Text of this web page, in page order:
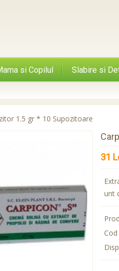
si Copilul Slabire si
1.5 gr * 10 Supozitoare
31
unt